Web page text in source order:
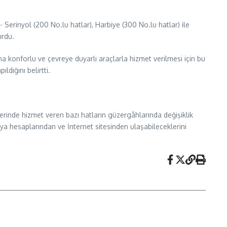
Serinyol (200 No.lu hatlar), Harbiye (300 No.lu hatlar) ile
konforlu ve çevreye duyarlı araçlarla hizmet verilmesi için bu
belirtti.
hizmet veren bazı hatların güzergâhlarında değişiklik
hesaplarından ve İnternet sitesinden ulaşabileceklerini